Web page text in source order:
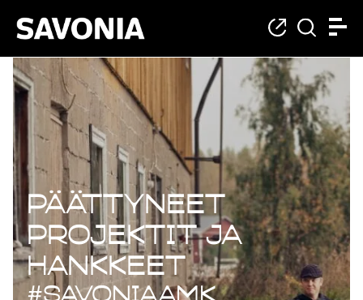
Päättyneet
Päättyneet
projektit ja
hankkeet
#savoniaAMK